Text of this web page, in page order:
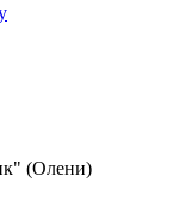
(Олени)